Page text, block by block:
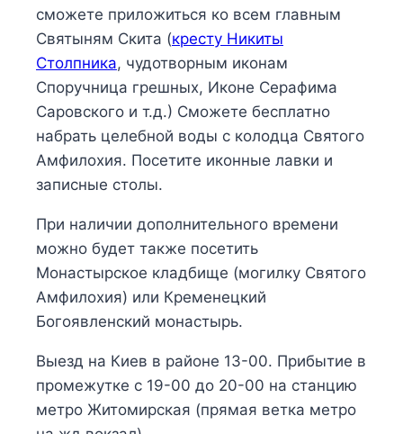
сможете приложиться ко всем главным
Святыням Скита (кресту Никиты
Столпника, чудотворным иконам
Споручница грешных, Иконе Серафима
Саровского и т.д.) Сможете бесплатно
набрать целебной воды с колодца Святого
Амфилохия. Посетите иконные лавки и
записные столы.
При наличии дополнительного времени
можно будет также посетить
Монастырское кладбище (могилку Святого
Амфилохия) или Кременецкий
Богоявленский монастырь.
Выезд на Киев в районе 13-00. Прибытие в
промежутке с 19-00 до 20-00 на станцию
метро Житомирская (прямая ветка метро